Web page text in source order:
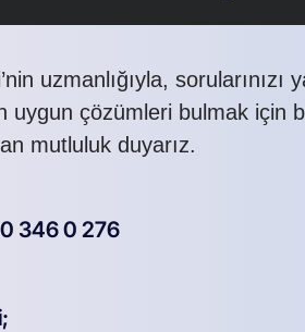
uzmanlığıyla, sorularınızı
uygun çözümleri bulmak için
mutluluk duyarız.
346 0 276